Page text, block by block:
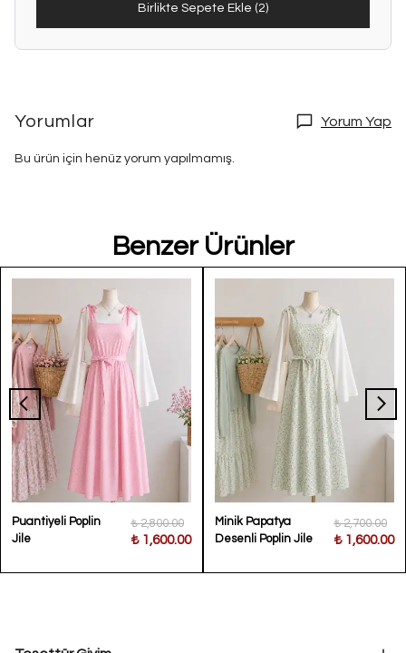
Birlikte Sepete Ekle (2)
Yorumlar Yorum Yap
Bu ürün için henüz yorum yapılmamış.
Benzer Ürünler
Puantiyeli Poplin
Jile
₺ 2,800.00
₺ 1,600.00
Minik Papatya
Desenli Poplin Jile
₺ 2,700.00
₺ 1,600.00